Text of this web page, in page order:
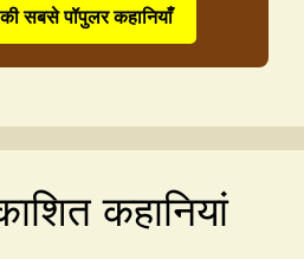
सबसे पॉपुलर कहानियाँ
कहानियां